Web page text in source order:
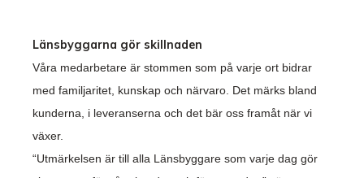
Länsbyggarna gör skillnaden
Våra medarbetare är stommen som på varje ort bidrar
med familjaritet, kunskap och närvaro. Det märks bland
kunderna, i leveranserna och det bär oss framåt när vi
växer.
“Utmärkelsen är till alla Länsbyggare som varje dag gör